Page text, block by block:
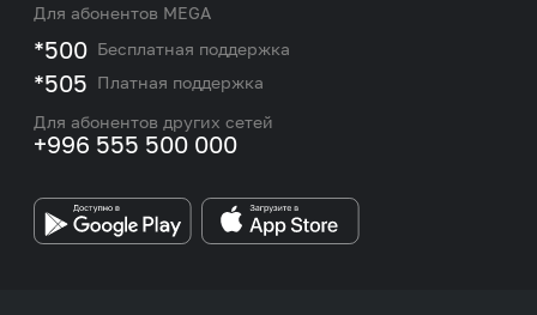
eSIM
Подбор номера
M2M
Контакты сотрудников отдела по работе с
корпоративными и VIP клиентами
Новости
Карта покрытия сети и центров обслуживания
Работа в MEGA
Бренд MEGA
Для абонентов MEGA
*500 Бесплатная поддержка
*505 Платная поддержка
Для абонентов других сетей
+996 555 500 000